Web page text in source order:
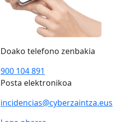
Doako telefono zenbakia
900 104 891
Posta elektronikoa
incidencias@cyberzaintza.eus